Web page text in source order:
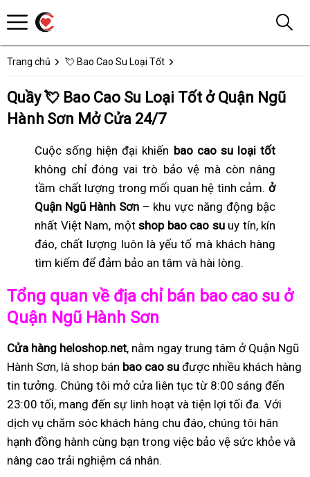
Trang chủ 💘 Bao Cao Su Loại Tốt
Quầy 💘 Bao Cao Su Loại Tốt ở Quận Ngũ
Hành Sơn Mở Cửa 24/7
Cuộc sống hiện đại khiến bao cao su loại tốt
không chỉ đóng vai trò bảo vệ mà còn nâng
tầm chất lượng trong mối quan hệ tình cảm. ở
Quận Ngũ Hành Sơn– khu vực năng động bậc
nhất Việt Nam, một shop bao cao suuy tín, kín
đáo, chất lượng luôn là yếu tố mà khách hàng
tìm kiếm để đảm bảo an tâm và hài lòng.
Tổng quan về địa chỉ bán bao cao su ở
Quận Ngũ Hành Sơn
Cửa hàng heloshop.net, nằm ngay trung tâm ở Quận Ngũ
Hành Sơn, là shop bán bao cao su được nhiều khách hàng
tin tưởng. Chúng tôi mở cửa liên tục từ 8:00 sáng đến
23:00 tối, mang đến sự linh hoạt và tiện lợi tối đa. Với
dịch vụ chăm sóc khách hàng chu đáo, chúng tôi hân
hạnh đồng hành cùng bạn trong việc bảo vệ sức khỏe và
nâng cao trải nghiệm cá nhân.